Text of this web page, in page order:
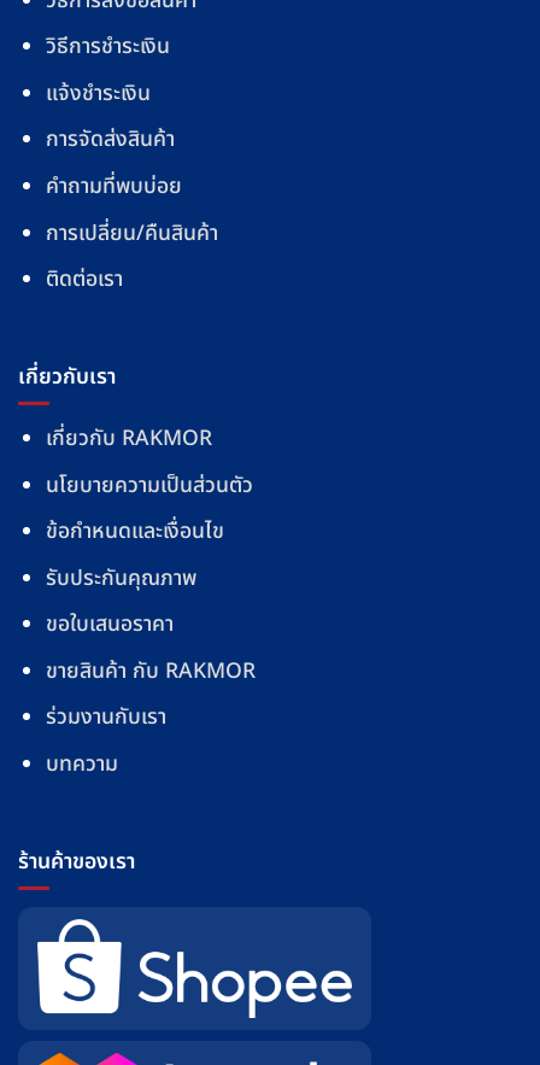
วิธีการชำระเงิน
แจ้งชำระเงิน
การจัดส่งสินค้า
คำถามที่พบบ่อย
การเปลี่ยน/คืนสินค้า
ติดต่อเรา
เกี่ยวกับเรา
เกี่ยวกับ RAKMOR
นโยบายความเป็นส่วนตัว
ข้อกำหนดและเงื่อนไข
รับประกันคุณภาพ
ขอใบเสนอราคา
ขายสินค้า กับ RAKMOR
ร่วมงานกับเรา
บทความ
ร้านค้าของเรา